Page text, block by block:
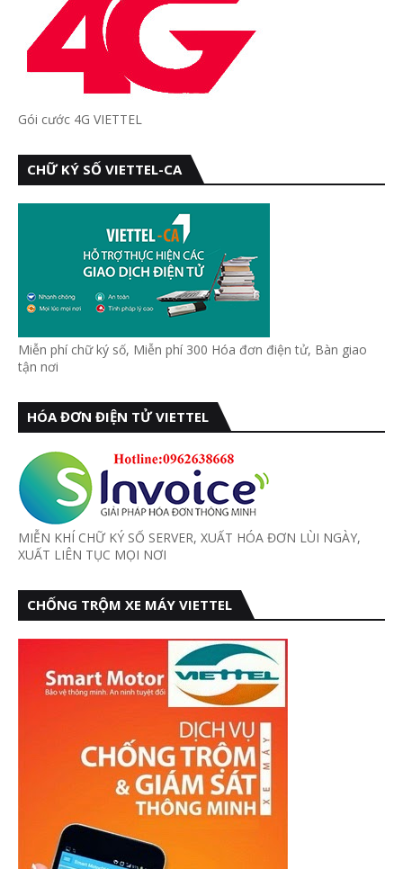
Gói cước 4G VIETTEL
CHỮ KÝ SỐ VIETTEL-CA
Miễn phí chữ ký số, Miễn phí 300 Hóa đơn điện tử, Bàn giao
tận nơi
HÓA ĐƠN ĐIỆN TỬ VIETTEL
MIỄN KHÍ CHỮ KÝ SỐ SERVER, XUẤT HÓA ĐƠN LÙI NGÀY,
XUẤT LIÊN TỤC MỌI NƠI
CHỐNG TRỘM XE MÁY VIETTEL